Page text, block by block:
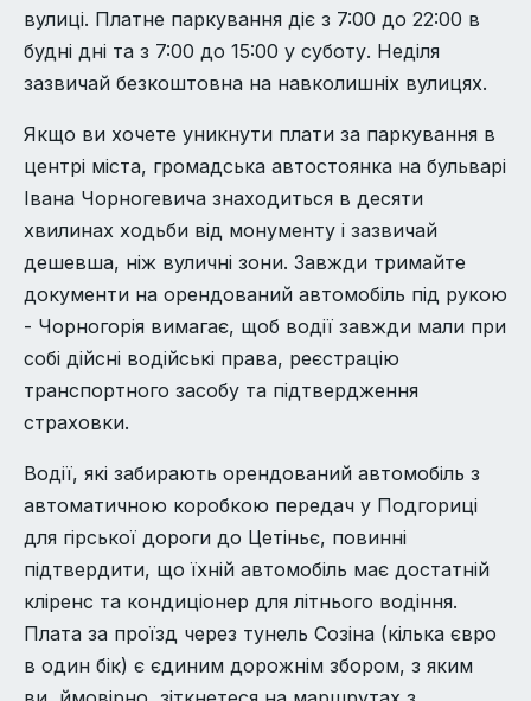
вулиці. Платне паркування діє з 7:00 до 22:00 в
будні дні та з 7:00 до 15:00 у суботу. Неділя
зазвичай безкоштовна на навколишніх вулицях.
Якщо ви хочете уникнути плати за паркування в
центрі міста, громадська автостоянка на бульварі
Івана Чорногевича знаходиться в десяти
хвилинах ходьби від монументу і зазвичай
дешевша, ніж вуличні зони. Завжди тримайте
документи на орендований автомобіль під рукою
- Чорногорія вимагає, щоб водії завжди мали при
собі дійсні водійські права, реєстрацію
транспортного засобу та підтвердження
страховки.
Водії, які забирають орендований автомобіль з
автоматичною коробкою передач у Подгориці
для гірської дороги до Цетіньє, повинні
підтвердити, що їхній автомобіль має достатній
кліренс та кондиціонер для літнього водіння.
Плата за проїзд через тунель Созіна (кілька євро
в один бік) є єдиним дорожнім збором, з яким